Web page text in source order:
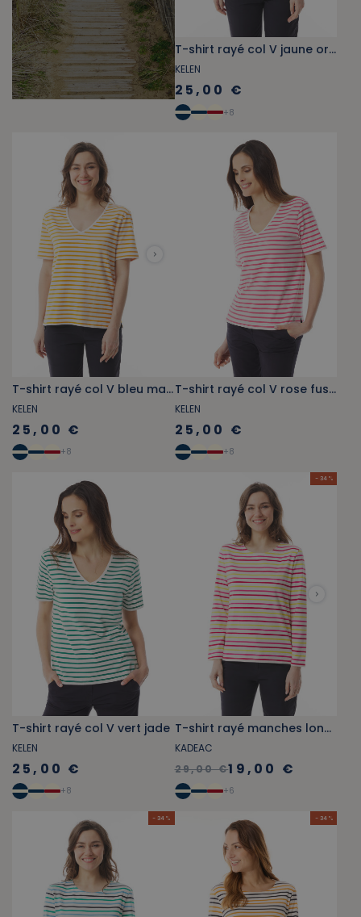
T-shirt rayé col V jaune orangé
KELEN
25,00 €
+8
T-shirt rayé col V bleu marine
KELEN
25,00 €
+8
T-shirt rayé col V rose fuschia
KELEN
25,00 €
+8
T-shirt rayé col V vert jade
KELEN
25,00 €
+8
- 34 %
T-shirt rayé manches longues rose fuschia et jaune
KADEAC
29,00 €19,00 €
+6
- 34 % - 34 %